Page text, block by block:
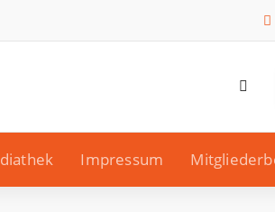
Impressum